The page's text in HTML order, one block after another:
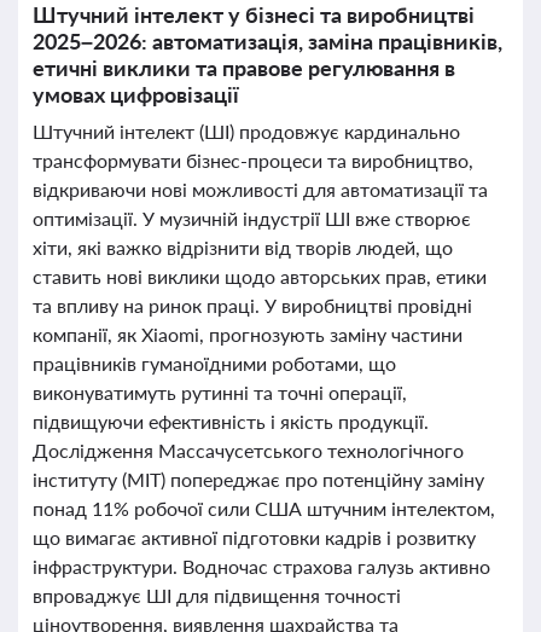
Штучний інтелект у бізнесі та виробництві
2025–2026: автоматизація, заміна працівників,
етичні виклики та правове регулювання в
умовах цифровізації
Штучний інтелект (ШІ) продовжує кардинально
трансформувати бізнес-процеси та виробництво,
відкриваючи нові можливості для автоматизації та
оптимізації. У музичній індустрії ШІ вже створює
хіти, які важко відрізнити від творів людей, що
ставить нові виклики щодо авторських прав, етики
та впливу на ринок праці. У виробництві провідні
компанії, як Xiaomi, прогнозують заміну частини
працівників гуманоїдними роботами, що
виконуватимуть рутинні та точні операції,
підвищуючи ефективність і якість продукції.
Дослідження Массачусетського технологічного
інституту (MIT) попереджає про потенційну заміну
понад 11% робочої сили США штучним інтелектом,
що вимагає активної підготовки кадрів і розвитку
інфраструктури. Водночас страхова галузь активно
впроваджує ШІ для підвищення точності
ціноутворення, виявлення шахрайства та